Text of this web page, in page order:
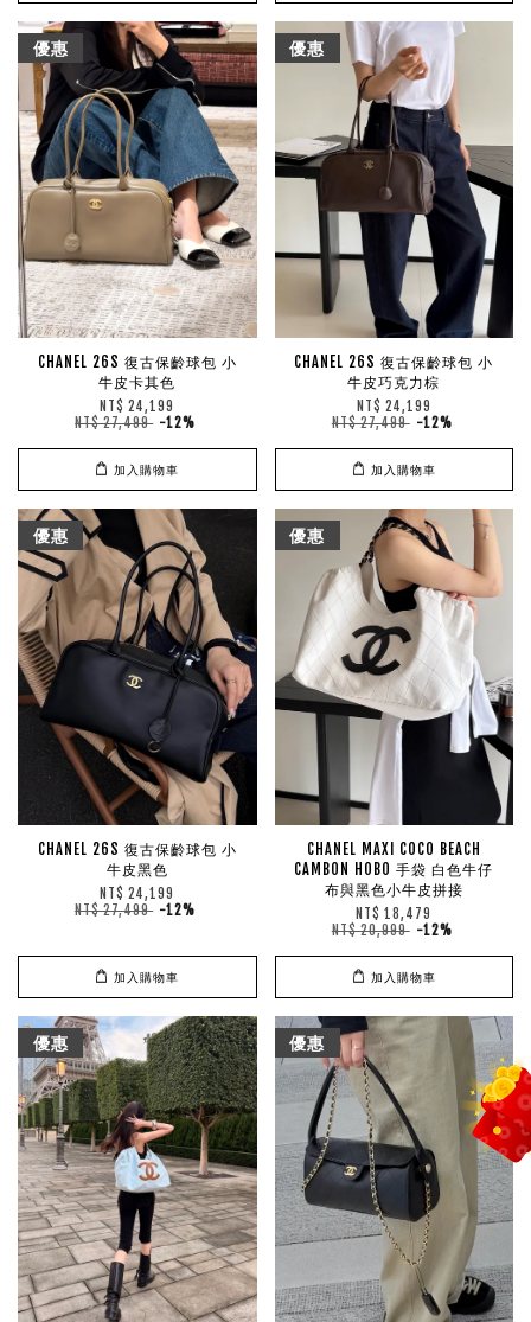
優惠
CHANEL 26S 復古保齡球包 小
牛皮卡其色
NT$ 24,199
NT$ 27,499 -12%
加入購物車
優惠
CHANEL 26S 復古保齡球包 小
牛皮巧克力棕
NT$ 24,199
NT$ 27,499 -12%
加入購物車
優惠
CHANEL 26S 復古保齡球包 小
牛皮黑色
NT$ 24,199
NT$ 27,499 -12%
加入購物車
優惠
CHANEL MAXI COCO BEACH
CAMBON HOBO 手袋 白色牛仔
布與黑色小牛皮拼接
NT$ 18,479
NT$ 20,999 -12%
加入購物車
優惠 優惠